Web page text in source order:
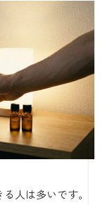
人は多いです。